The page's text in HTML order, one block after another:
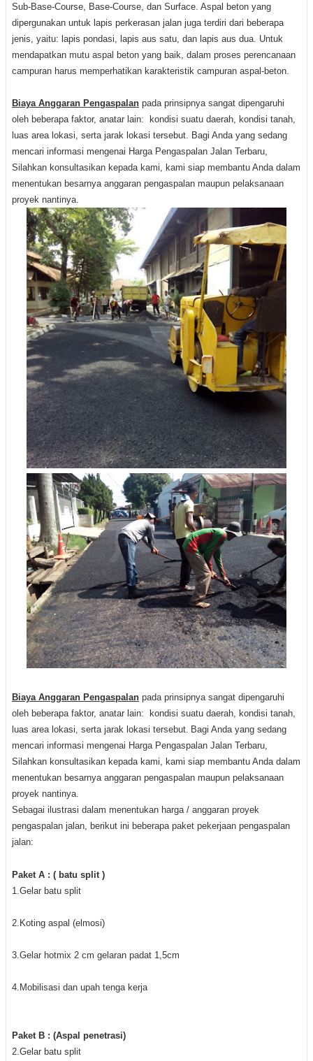
Sub-Base-Course, Base-Course, dan Surface. Aspal beton yang
dipergunakan untuk lapis perkerasan jalan juga terdiri dari beberapa
jenis, yaitu: lapis pondasi, lapis aus satu, dan lapis aus dua. Untuk
mendapatkan mutu aspal beton yang baik, dalam proses perencanaan
campuran harus memperhatikan karakteristik campuran aspal-beton.
Biaya Anggaran Pengaspalan pada prinsipnya sangat dipengaruhi
oleh beberapa faktor, anatar lain: kondisi suatu daerah, kondisi tanah,
luas area lokasi, serta jarak lokasi tersebut. Bagi Anda yang sedang
mencari informasi mengenai Harga Pengaspalan Jalan Terbaru,
Silahkan konsultasikan kepada kami, kami siap membantu Anda dalam
menentukan besarnya anggaran pengaspalan maupun pelaksanaan
proyek nantinya.
Biaya Anggaran Pengaspalan pada prinsipnya sangat dipengaruhi
oleh beberapa faktor, anatar lain: kondisi suatu daerah, kondisi tanah,
luas area lokasi, serta jarak lokasi tersebut. Bagi Anda yang sedang
mencari informasi mengenai Harga Pengaspalan Jalan Terbaru,
Silahkan konsultasikan kepada kami, kami siap membantu Anda dalam
menentukan besarnya anggaran pengaspalan maupun pelaksanaan
proyek nantinya.
Sebagai ilustrasi dalam menentukan harga / anggaran proyek
pengaspalan jalan, berikut ini beberapa paket pekerjaan pengaspalan
jalan:
Paket A : ( batu split )
1.Gelar batu split
2.Koting aspal (elmosi)
3.Gelar hotmix 2 cm gelaran padat 1,5cm
4.Mobilisasi dan upah tenga kerja
Paket B : (Aspal penetrasi)
2.Gelar batu split